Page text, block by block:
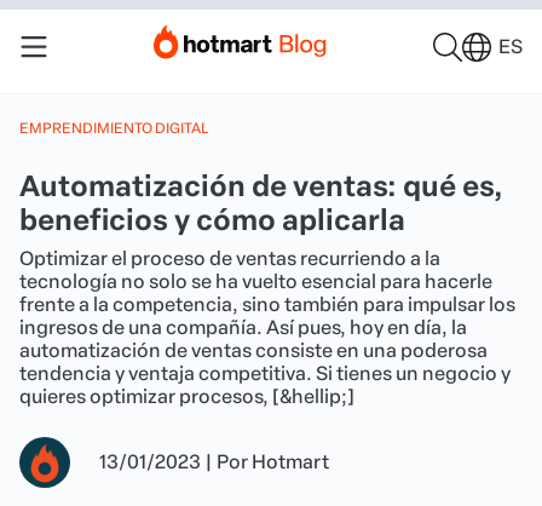
ES
EMPRENDIMIENTO DIGITAL
Automatización de ventas: qué es,
beneficios y cómo aplicarla
Optimizar el proceso de ventas recurriendo a la
tecnología no solo se ha vuelto esencial para hacerle
frente a la competencia, sino también para impulsar los
ingresos de una compañía. Así pues, hoy en día, la
automatización de ventas consiste en una poderosa
tendencia y ventaja competitiva. Si tienes un negocio y
quieres optimizar procesos, [&hellip;]
13/01/2023 | Por Hotmart